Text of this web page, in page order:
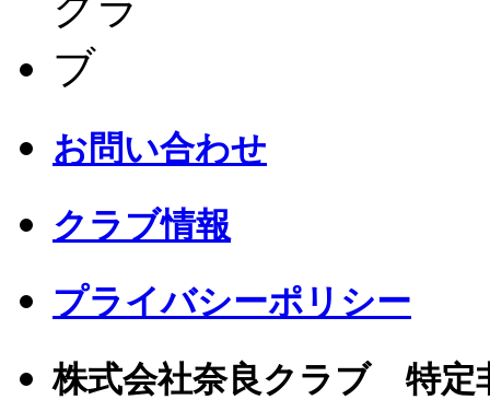
お問い合わせ
クラブ情報
プライバシーポリシー
株式会社奈良クラブ 特定